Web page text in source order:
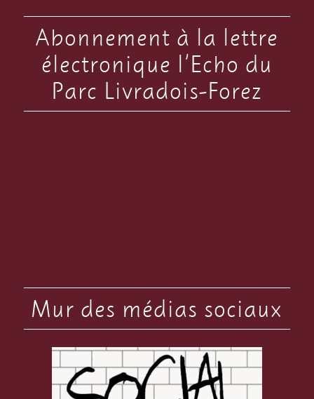
Abonnement à la lettre
électronique l’Echo du
Parc Livradois-Forez
Mur des médias sociaux